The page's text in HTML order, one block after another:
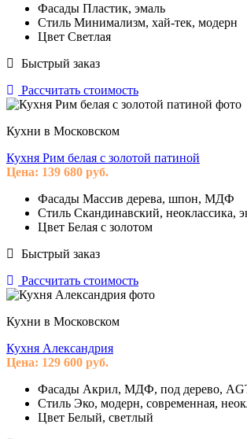
Фасады Пластик, эмаль
Стиль Минимализм, хай-тек, модерн
Цвет Светлая
Быстрый заказ
Рассчитать стоимость
Кухни в Московском
Кухня Рим белая с золотой патиной
Цена: 139 680 руб.
Фасады Массив дерева, шпон, МДФ
Стиль Скандинавский, неоклассика,
Цвет Белая с золотом
Быстрый заказ
Рассчитать стоимость
Кухни в Московском
Кухня Александрия
Цена: 129 600 руб.
Фасады Акрил, МДФ, под дерево,
Стиль Эко, модерн, современная,
Цвет Белый, светлый